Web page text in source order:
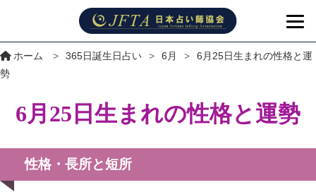
ホーム > 365日誕生日占い > 6月 >
6月25日生まれの性格と運
勢
6月25日生まれの性格と運勢
性格・長所と短所